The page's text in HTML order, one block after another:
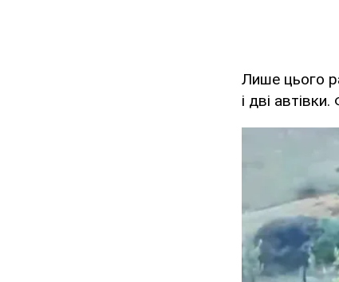
Лише цього
і дві